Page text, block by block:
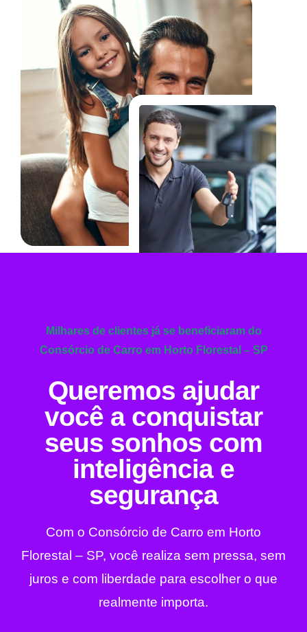
Milhares de clientes já se beneficiaram do
Consórcio de Carro em Horto Florestal – SP
Queremos ajudar
você a conquistar
seus sonhos com
inteligência e
segurança
Com o Consórcio de Carro em Horto
Florestal – SP, você realiza sem pressa, sem
juros e com liberdade para escolher o que
realmente importa.